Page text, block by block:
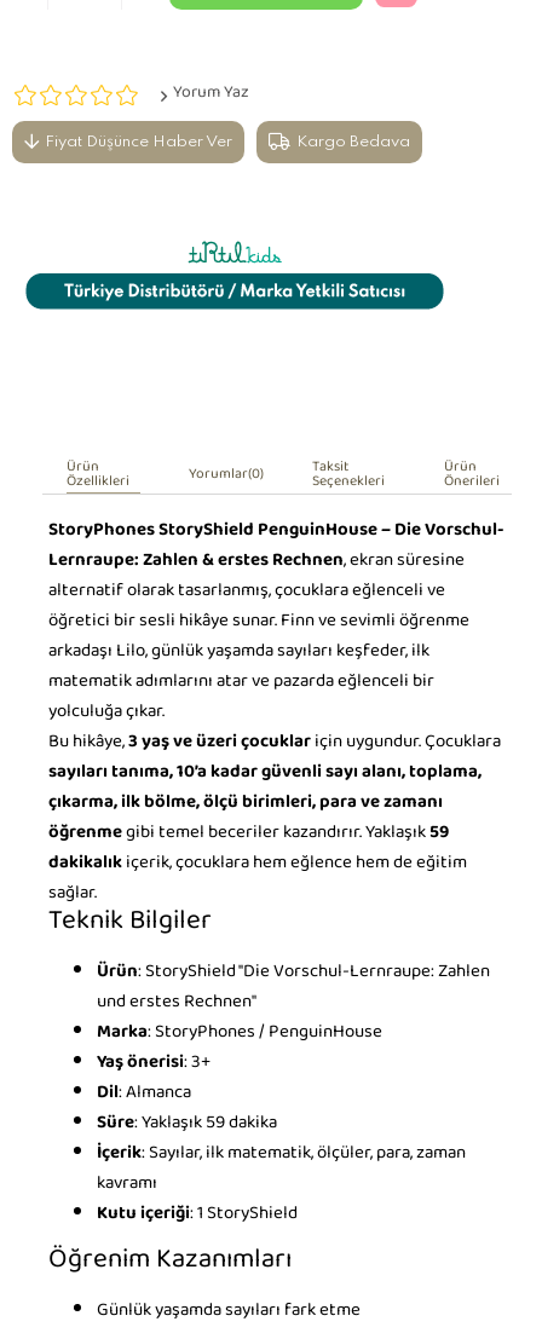
Yorum Yaz
Fiyat Düşünce Haber Ver Kargo Bedava
Ürün
Özellikleri Yorumlar(0) Taksit
Seçenekleri Ürün
Önerileri
StoryPhones StoryShield PenguinHouse – Die Vorschul-
Lernraupe: Zahlen & erstes Rechnen, ekran süresine
alternatif olarak tasarlanmış, çocuklara eğlenceli ve
öğretici bir sesli hikâye sunar. Finn ve sevimli öğrenme
arkadaşı Lilo, günlük yaşamda sayıları keşfeder, ilk
matematik adımlarını atar ve pazarda eğlenceli bir
yolculuğa çıkar.
Bu hikâye,3 yaş ve üzeri çocuklariçin uygundur. Çocuklara
sayıları tanıma, 10’a kadar güvenli sayı alanı, toplama,
çıkarma, ilk bölme, ölçü birimleri, para ve zamanı
öğrenmegibi temel beceriler kazandırır. Yaklaşık59
dakikalıkiçerik, çocuklara hem eğlence hem de eğitim
sağlar.
Teknik Bilgiler
Ürün: StoryShield "Die Vorschul-Lernraupe: Zahlen
und erstes Rechnen"
Marka: StoryPhones / PenguinHouse
Yaş önerisi: 3+
Dil: Almanca
Süre: Yaklaşık 59 dakika
İçerik: Sayılar, ilk matematik, ölçüler, para, zaman
kavramı
Kutu içeriği: 1 StoryShield
Öğrenim Kazanımları
Günlük yaşamda sayıları fark etme